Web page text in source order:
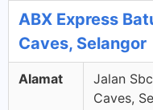
ABX Express
Caves, Selangor
Alamat
Jalan
Caves,